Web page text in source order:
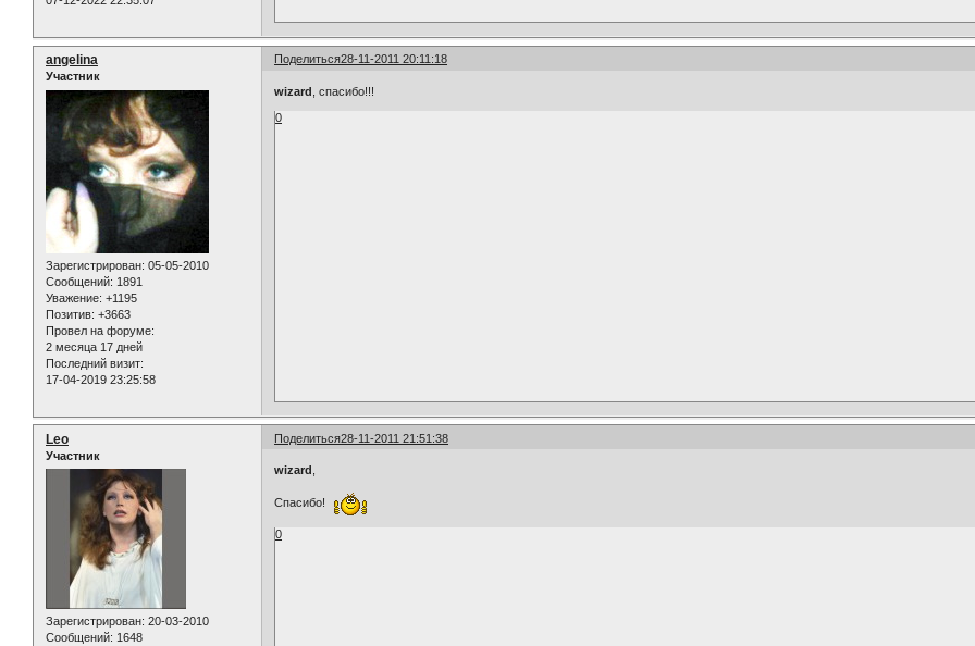
Поделиться28-11-2011 20:11:18
angelina
Участник
Зарегистрирован: 05-05-2010
Сообщений: 1891
Уважение: +1195
Позитив: +3663
Провел на форуме:
2 месяца 17 дней
Последний визит:
17-04-2019 23:25:58
wizard , спасибо!!!
0
Поделиться28-11-2011 21:51:38
Leo
Участник
Зарегистрирован: 20-03-2010
Сообщений: 1648
wizard
Спасибо!
0